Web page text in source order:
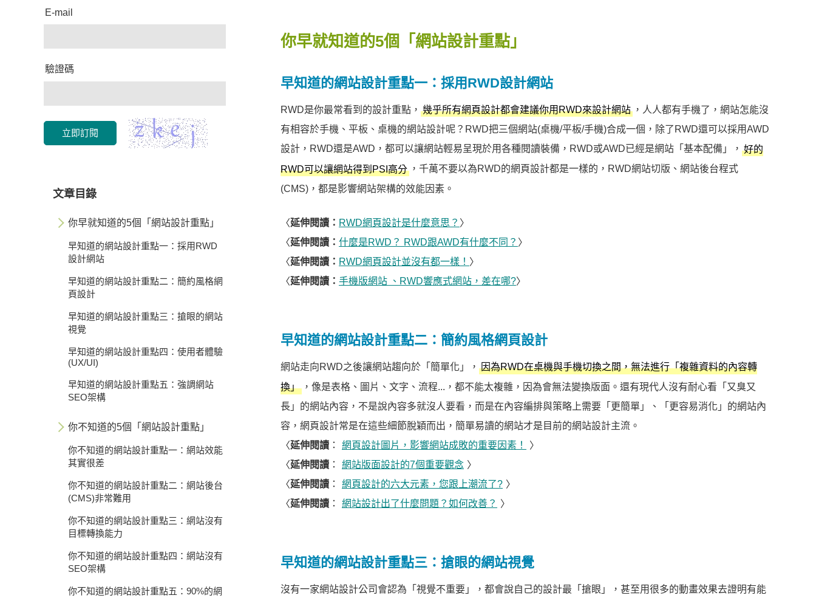
你早就知道的5個「網站設計重點」
早知道的網站設計重點一：採用RWD設計網站
RWD是你最常看到的設計重點， 幾乎所有網頁設計都會建議你用RWD來設計網站 ，人人都有手機了，網站怎能沒
有相容於手機、平板、桌機的網站設計呢？RWD把三個網站(桌機/平板/手機)合成一個，除了RWD還可以採用AWD
設計，RWD還是AWD，都可以讓網站輕易呈現於用各種閱讀裝備，RWD或AWD已經是網站「基本配備」， 好的
RWD可以讓網站得到PSI高分 ，千萬不要以為RWD的網頁設計都是一樣的，RWD網站切版、網站後台程式
(CMS)，都是影響網站架構的效能因素。
〈延伸閱讀： RWD網頁設計是什麼意思？ 〉
〈延伸閱讀： 什麼是RWD？ RWD跟AWD有什麼不同？ 〉
〈延伸閱讀： RWD網頁設計並沒有都一樣！ 〉
〈延伸閱讀： 手機版網站 、RWD響應式網站，差在哪?〉
早知道的網站設計重點二：簡約風格網頁設計
網站走向RWD之後讓網站趨向於「簡單化」， 因為RWD在桌機與手機切換之間，無法進行「複雜資料的內容轉
換」 ，像是表格、圖片、文字、流程...，都不能太複雜，因為會無法變換版面。還有現代人沒有耐心看「又臭又
長」的網站內容，不是說內容多就沒人要看，而是在內容編排與策略上需要「更簡單」、「更容易消化」的網站內
容，網頁設計常是在這些細節脫穎而出，簡單易讀的網站才是目前的網站設計主流。
〈延伸閱讀 ： 網頁設計圖片，影響網站成敗的重要因素！
〉
〈延伸閱讀 ： 網站版面設計的7個重要觀念 〉
〈延伸閱讀 ： 網頁設計的六大元素，您跟上潮流了? 〉
〈延伸閱讀 ： 網站設計出了什麼問題？如何改善？ 〉
早知道的網站設計重點三：搶眼的網站視覺
沒有一家網站設計公司會認為「視覺不重要」，都會說自己的設計最「搶眼」，甚至用很多的動畫效果去證明有能
E-mail
驗證碼
立即訂閱
文章目錄
你早就知道的5個「網站設計重點」
早知道的網站設計重點一：採用RWD
設計網站
早知道的網站設計重點二：簡約風格網
頁設計
早知道的網站設計重點三：搶眼的網站
視覺
早知道的網站設計重點四：使用者體驗
(UX/UI)
早知道的網站設計重點五：強調網站
SEO架構
你不知道的5個「網站設計重點」
你不知道的網站設計重點一：網站效能
其實很差
你不知道的網站設計重點二：網站後台
(CMS)非常難用
你不知道的網站設計重點三：網站沒有
目標轉換能力
你不知道的網站設計重點四：網站沒有
SEO架構
你不知道的網站設計重點五：90%的網